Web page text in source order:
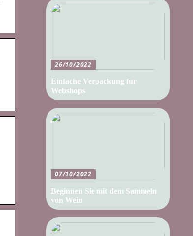
26/10/2022
Einfache Verpackung für
Webshops
07/10/2022
Beginnen Sie mit dem Sammeln
von Wein